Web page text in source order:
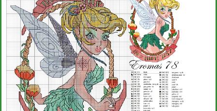
Bambini
Disney
Thun